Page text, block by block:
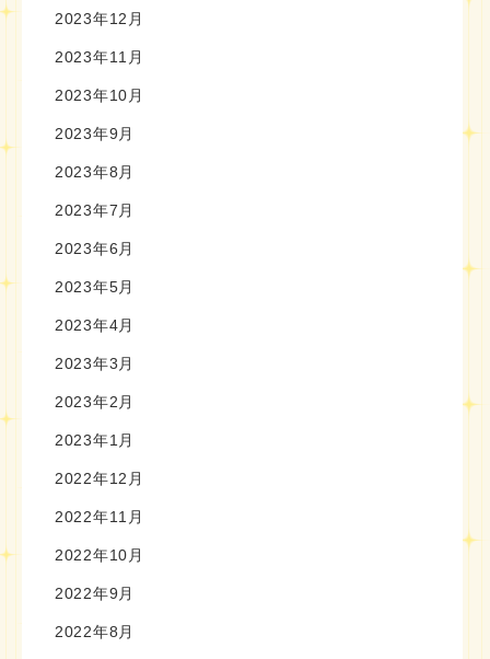
2023年12月
2023年11月
2023年10月
2023年9月
2023年8月
2023年7月
2023年6月
2023年5月
2023年4月
2023年3月
2023年2月
2023年1月
2022年12月
2022年11月
2022年10月
2022年9月
2022年8月